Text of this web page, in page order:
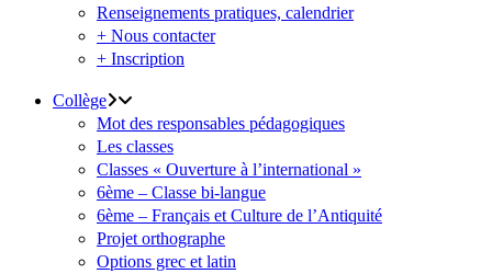
Renseignements pratiques, calendrier
+ Nous contacter
+ Inscription
Collège
Mot des responsables pédagogiques
Les classes
Classes « Ouverture à l’international »
6ème – Classe bi-langue
6ème – Français et Culture de l’Antiquité
Projet orthographe
Options grec et latin